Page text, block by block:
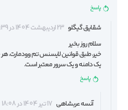
پاسخ
شقایق گیگلو 23 اردیبهشت 1404 در 16:39
سلام روز بخیر
خیر، طبق قوانین لایسنس تم وودمارت،
یک دامنه و یک سرور معتبر است.
پاسخ
آنسه عربشاهی 17 تیر 1404 در 18:08